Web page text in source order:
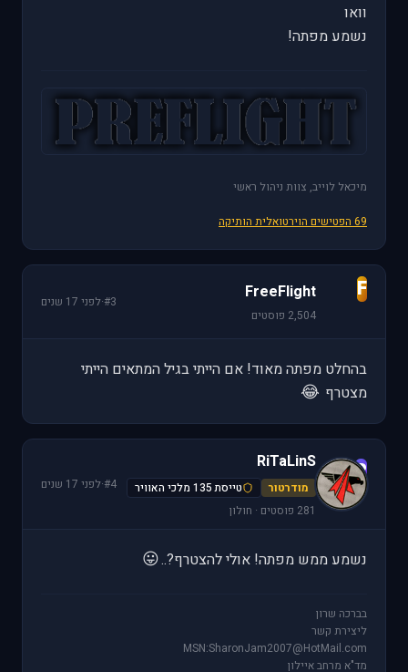
וואו
נשמע מפתה!
מיכאל לוייב, צוות ניהול ראשי
69 הפטישים הוירטואלית הותיקה
F
FreeFlight
2,504 פוסטים
#3
·לפני 17 שנים
בהחלט מפתה מאוד! אם הייתי בגיל המתאים הייתי
מצטרף 😂
R
RiTaLinS
מודרטור
טייסת 135 מלכי האוויר
281 פוסטים · חולון
#4
·לפני 17 שנים
נשמע ממש מפתה! אולי להצטרף?..😛
בברכה שרון
ליצירת קשר
MSN:SharonJam2007@HotMail.com
מד"א מרחב איילון